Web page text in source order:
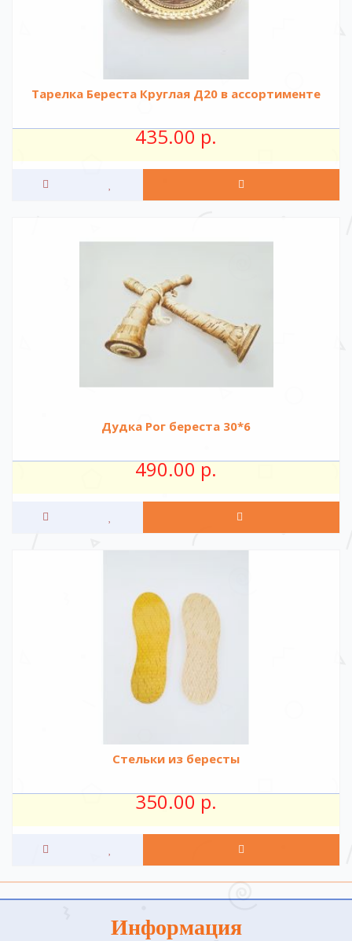
Тарелка Береста Круглая Д20 в ассортименте
435.00 р.
Дудка Рог береста 30*6
490.00 р.
Стельки из бересты
350.00 р.
Информация